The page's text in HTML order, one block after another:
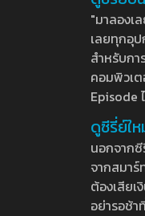
"มาลองเ
เลยทุกอุ
สำหรับก
คอมพิวเ
Episode
ดูซีรี่ย์ใ
นอกจาก
จากสมา
ต้องเสียเ
อย่ารอช้า